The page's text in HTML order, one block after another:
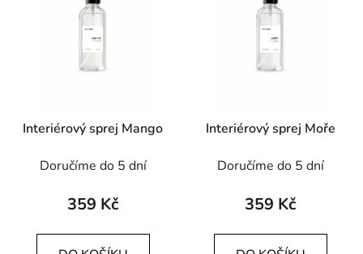
Interiérový sprej Mango
Doručíme do 5 dní
359 Kč
Interiérový sprej Moře
Doručíme do 5 dní
359 Kč